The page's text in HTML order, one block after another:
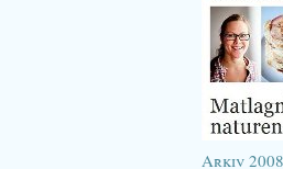
Arkiv 2008